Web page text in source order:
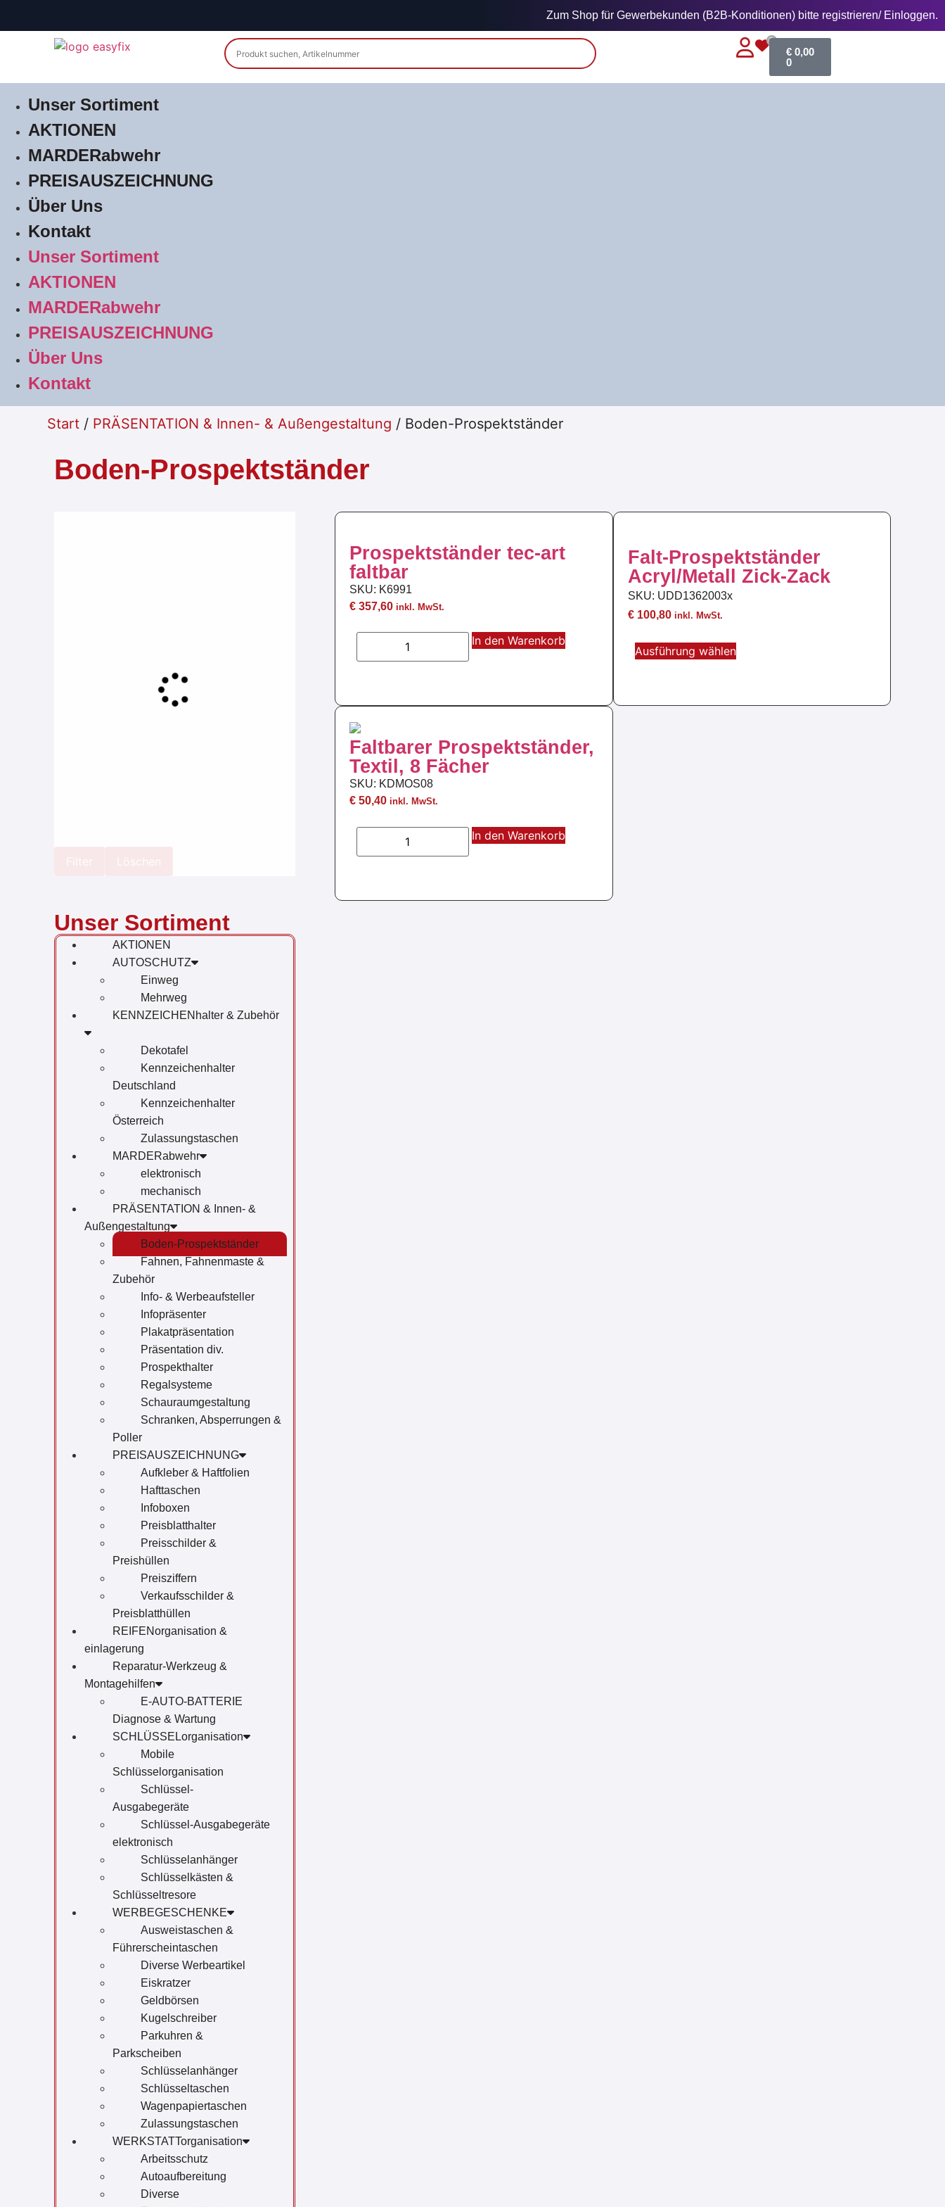
Zum Shop für Gewerbekunden (B2B-Konditionen) bitte registrieren/ Einloggen.
0
€0,00
0
Unser Sortiment
AKTIONEN
MARDERabwehr
PREISAUSZEICHNUNG
Über Uns
Kontakt
Unser Sortiment
AKTIONEN
MARDERabwehr
PREISAUSZEICHNUNG
Über Uns
Kontakt
Start / PRÄSENTATION & Innen- & Außengestaltung / Boden-Prospektständer
Boden-Prospektständer
Unser Sortiment
AKTIONEN
AUTOSCHUTZ
Einweg
Mehrweg
KENNZEICHENhalter & Zubehör
Dekotafel
Kennzeichenhalter
Deutschland
Kennzeichenhalter
Österreich
Zulassungstaschen
MARDERabwehr
elektronisch
mechanisch
PRÄSENTATION & Innen- &
Außengestaltung
Boden-Prospektständer
Fahnen, Fahnenmaste &
Zubehör
Info- & Werbeaufsteller
Infopräsenter
Plakatpräsentation
Präsentation div.
Prospekthalter
Regalsysteme
Schauraumgestaltung
Schranken, Absperrungen &
Poller
PREISAUSZEICHNUNG
Aufkleber & Haftfolien
Hafttaschen
Infoboxen
Preisblatthalter
Preisschilder &
Preishüllen
Preisziffern
Verkaufsschilder &
Preisblatthüllen
REIFENorganisation &
einlagerung
Reparatur-Werkzeug &
Montagehilfen
E-AUTO-BATTERIE
Diagnose & Wartung
SCHLÜSSELorganisation
Mobile
Schlüsselorganisation
Schlüssel-
Ausgabegeräte
Schlüssel-Ausgabegeräte
elektronisch
Schlüsselanhänger
Schlüsselkästen &
Schlüsseltresore
WERBEGESCHENKE
Ausweistaschen &
Führerscheintaschen
Diverse Werbeartikel
Eiskratzer
Geldbörsen
Kugelschreiber
Parkuhren &
Parkscheiben
Schlüsselanhänger
Schlüsseltaschen
Wagenpapiertaschen
Zulassungstaschen
WERKSTATTorganisation
Arbeitsschutz
Autoaufbereitung
Diverse
Prospektständer tec-art
faltbar
SKU: K6991
€ 357,60 inkl. MwSt.
In den Warenkorb
Falt-Prospektständer
Acryl/Metall Zick-Zack
SKU: UDD1362003x
€100,80 inkl. MwSt.
Ausführung wählen
Faltbarer Prospektständer,
Textil, 8 Fächer
SKU: KDMOS08
€ 50,40 inkl. MwSt.
In den Warenkorb